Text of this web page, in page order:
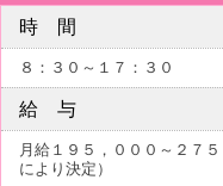
時 間
８：３０～１７：３０
給 与
月給１９５，０００～２７
により決定）